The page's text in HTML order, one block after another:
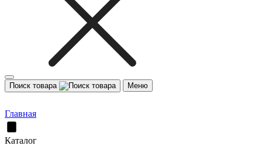
Поиск товара Меню
Главная
Каталог